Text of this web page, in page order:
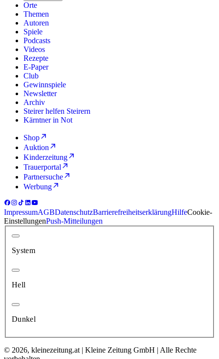
Orte
Themen
Autoren
Spiele
Podcasts
Videos
Rezepte
E-Paper
Club
Gewinnspiele
Newsletter
Archiv
Steirer helfen Steirern
Kärntner in Not
Shop
Auktion
Kinderzeitung
Trauerportal
Partnersuche
Werbung
ImpressumAGBDatenschutzBarrierefreiheitserklärungHilfeCookie-
EinstellungenPush-Mitteilungen
System
Hell
Dunkel
© 2026, kleinezeitung.at | Kleine Zeitung GmbH | Alle Rechte